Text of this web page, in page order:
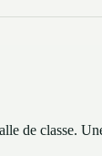
de classe.